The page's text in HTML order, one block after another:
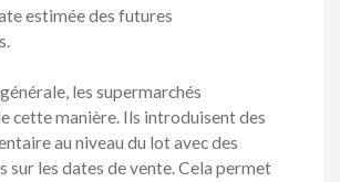
estimée des futures
les supermarchés
cette manière. Ils introduisent des
au niveau du lot avec des
sur les dates de vente. Cela permet